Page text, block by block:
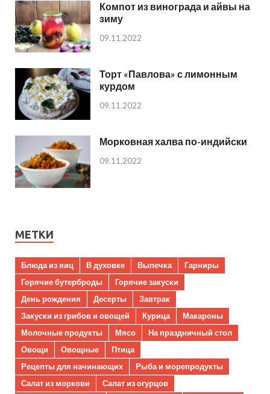
Компот из винограда и айвы на
зиму
09.11.2022
Торт «Павлова» с лимонным
курдом
09.11.2022
Морковная халва по-индийски
09.11.2022
МЕТКИ
Блюда из яиц В духовке Выпечка
Гарниры
Горячие бутерброды
Горячие закуски
День рождения
Десерты
Завтрак
Закуски из грибов и овощей
Курица
Макароны
Молочные продукты
Мясо
На праздничный стол
Овощи
Овощные
Птица
Рецепты для начинающих
Рыба и морепродукты
Салат из моркови
Салат из огурцов